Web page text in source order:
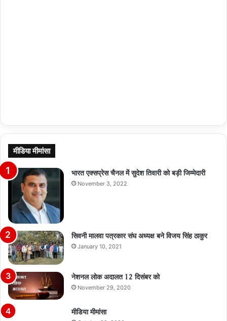
मीडिया मीमांसा
भारत एक्सप्रेस चैनल में सुदेश तिवारी को बड़ी जिम्मेदारी
November 3, 2022
सिवनी मालवा पत्रकार संघ अध्यक्ष बने विजय सिंह ठाकुर
January 10, 2021
नेशनल लोक अदालत 12 दिसंबर को
November 29, 2020
मीडिया मीमांसा